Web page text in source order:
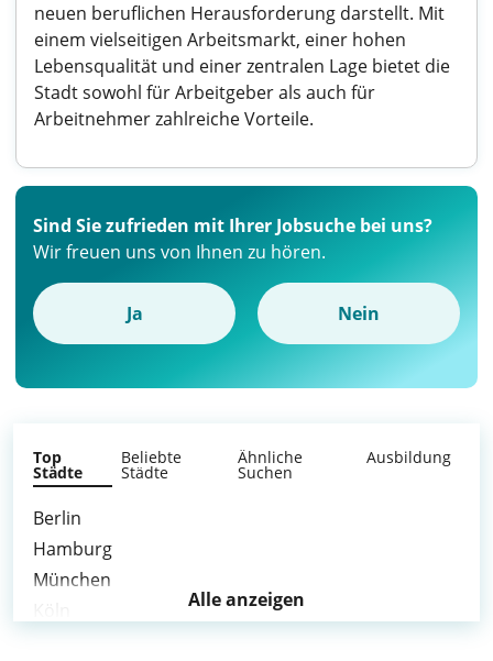
neuen beruflichen Herausforderung darstellt. Mit
einem vielseitigen Arbeitsmarkt, einer hohen
Lebensqualität und einer zentralen Lage bietet die
Stadt sowohl für Arbeitgeber als auch für
Arbeitnehmer zahlreiche Vorteile.
Sind Sie zufrieden mit Ihrer Jobsuche bei uns?
Wir freuen uns von Ihnen zu hören.
Ja Nein
Top
Städte
Beliebte
Städte
Ähnliche
Suchen
Ausbildung
Berlin
Hamburg
München
Alle anzeigen